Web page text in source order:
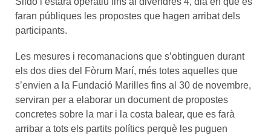
faran públiques les propostes que hagen arribat dels
participants.
Les mesures i recomanacions que s’obtinguen durant
els dos dies del Fòrum Marí, més totes aquelles que
s’envien a la Fundació Marilles fins al 30 de novembre,
serviran per a elaborar un document de propostes
concretes sobre la mar i la costa balear, que es farà
arribar a tots els partits polítics perquè les puguen